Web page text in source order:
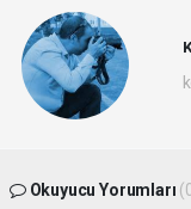
Okuyucu Yorumları